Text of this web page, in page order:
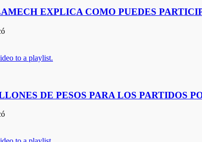
EXPLICA COMO PUEDES
to a playlist.
DE PESOS PARA LOS PARTIDOS